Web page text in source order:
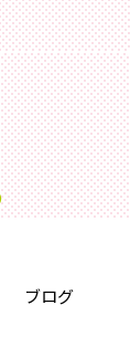
ブログ